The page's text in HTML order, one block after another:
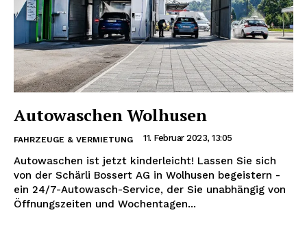
Autowaschen Wolhusen
FAHRZEUGE & VERMIETUNG 11. Februar 2023, 13:05
Autowaschen ist jetzt kinderleicht! Lassen Sie sich
von der Schärli Bossert AG in Wolhusen begeistern -
ein 24/7-Autowasch-Service, der Sie unabhängig von
Öffnungszeiten und Wochentagen...